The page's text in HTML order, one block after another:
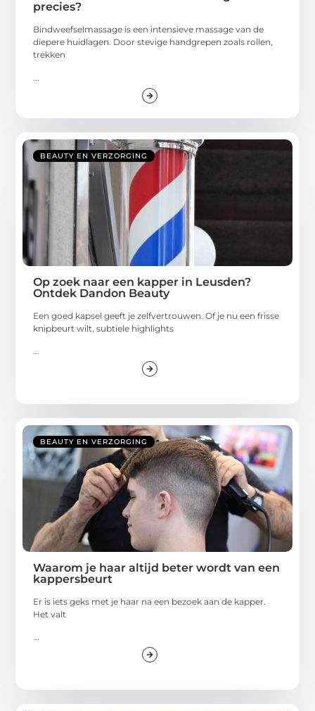
precies?
Bindweefselmassage is een intensieve massage van de
diepere huidlagen. Door stevige handgrepen zoals rollen,
trekken
BEAUTY EN VERZORGING
Op zoek naar een kapper in Leusden?
Ontdek Dandon Beauty
Een goed kapsel geeft je zelfvertrouwen. Of je nu een frisse
knipbeurt wilt, subtiele highlights
...
BEAUTY EN VERZORGING
Waarom je haar altijd beter wordt van een
kappersbeurt
Er is iets geks met je haar na een bezoek aan de kapper.
Het valt
...